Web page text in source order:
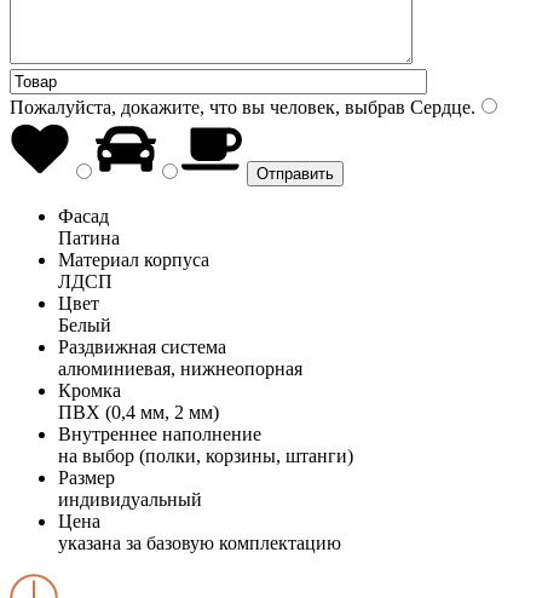
Пожалуйста, докажите, что вы человек, выбрав Сердце.
Фасад
Патина
Материал корпуса
ЛДСП
Цвет
Белый
Раздвижная система
алюминиевая, нижнеопорная
Кромка
ПВХ (0,4 мм, 2 мм)
Внутреннее наполнение
на выбор (полки, корзины, штанги)
Размер
индивидуальный
Цена
указана за базовую комплектацию